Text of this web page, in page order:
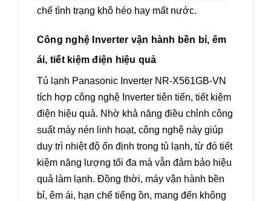
chế tình trạng khô héo hay mất nước.
Công nghệ Inverter vận hành bền bỉ, êm
ái, tiết kiệm điện hiệu quả
Tủ lạnh Panasonic Inverter NR-X561GB-VN
tích hợp công nghệ Inverter tiên tiến, tiết kiệm
điện hiệu quả. Nhờ khả năng điều chỉnh công
suất máy nén linh hoạt, công nghệ này giúp
duy trì nhiệt độ ổn định trong tủ lạnh, từ đó tiết
kiệm năng lượng tối đa mà vẫn đảm bảo hiệu
quả làm lạnh. Đồng thời, máy vận hành bền
bỉ, êm ái, hạn chế tiếng ồn, mang đến không